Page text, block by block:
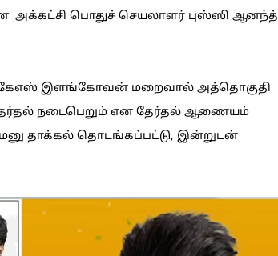
அக்கட்சி பொதுச் செயலாளர் புஸ்ஸி ஆனந்த்
இளங்கோவன் மறைவால் அத்தொகுதி
நடைபெறும் என தேர்தல் ஆணையம்
தாக்கல் தொடங்கப்பட்டு, இன்றுடன்